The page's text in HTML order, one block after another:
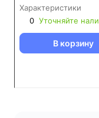
Характеристики
0 Уточняйте
В корзину